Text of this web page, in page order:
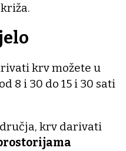
krv možete u
8 i 30 do 15 i 30 sati
krv darivati